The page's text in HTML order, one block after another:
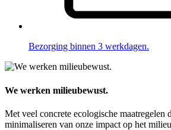
Bezorging binnen 3 werkdagen.
We werken milieubewust.
Met veel concrete ecologische maatregelen
minimaliseren van onze impact op het